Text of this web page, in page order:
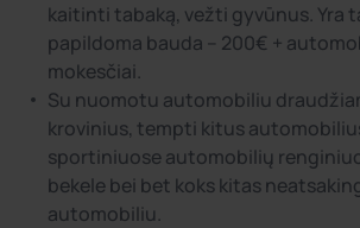
kaitinti tabaką, vežti gyvūnus. Yra
papildoma bauda – 200€ +
mokesčiai.
Su nuomotu automobiliu
krovinius, tempti kitus
sportiniuose automobilių
bekele bei bet koks kitas
automobiliu.